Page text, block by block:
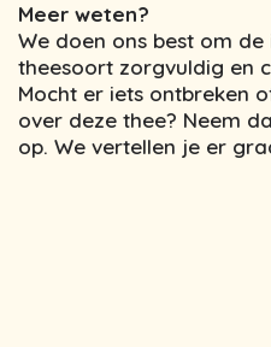
Meer weten?
We doen ons best om
theesoort zorgvuldig en
Mocht er iets ontbreken
over deze thee? Neem
op. We vertellen je er